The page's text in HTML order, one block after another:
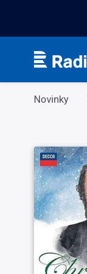
Kategorie
Novinky